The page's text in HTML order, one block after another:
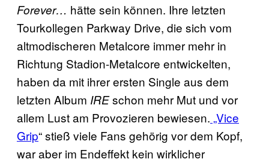
Forever… hätte sein können. Ihre letzten
Tourkollegen Parkway Drive, die sich vom
altmodischeren Metalcore immer mehr in
Richtung Stadion-Metalcore entwickelten,
haben da mit ihrer ersten Single aus dem
letzten Album IREschon mehr Mut und vor
allem Lust am Provozieren bewiesen. „Vice
Grip“ stieß viele Fans gehörig vor dem Kopf,
war aber im Endeffekt kein wirklicher